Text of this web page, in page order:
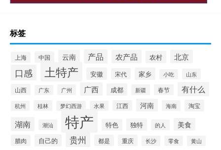
标签
上海 中国 云南 产品 农产品 农村 北京
口感 土特产 安徽 宋代 家乡 小吃 山东
山西 广东 广州 广西 成都 新疆 春节 有什么
杭州 桂林 梦幻西游 水果 江西 河南 海南 淘宝
湖南 潮汕 特产 特色 独特 的人 美食
腊肉 自己的 贵州 都是 重庆 长沙 零食 黄山